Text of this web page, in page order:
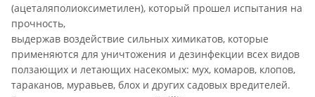
(ацеталяполиоксиметилен), который прошел испытания на
прочность,
выдержав воздействие сильных химикатов, которые
применяются для уничтожения и дезинфекции всех видов
ползающих и летающих насекомых: мух, комаров, клопов,
тараканов, муравьев, блох и других садовых вредителей.